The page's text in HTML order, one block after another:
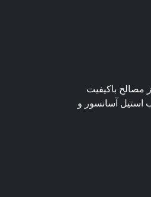
مصالح باکیفیت
آسانسور و